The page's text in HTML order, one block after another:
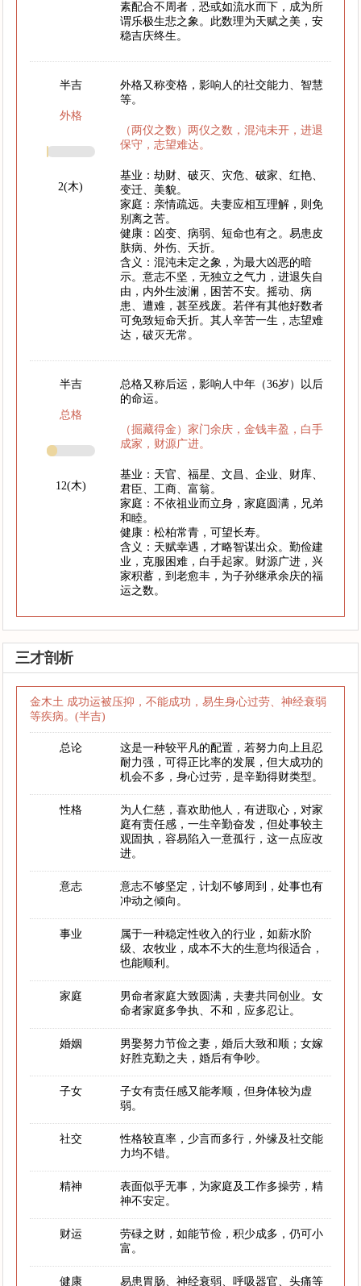
素配合不周者，恐或如流水而下，成为所
谓乐极生悲之象。此数理为天赋之美，安
稳吉庆终生。
半吉
外格
2(木)
外格又称变格，影响人的社交能力、智慧
等。
（两仪之数）两仪之数，混沌未开，进退
保守，志望难达。
基业：劫财、破灭、灾危、破家、红艳、
变迁、美貌。
家庭：亲情疏远。夫妻应相互理解，则免
别离之苦。
健康：凶变、病弱、短命也有之。易患皮
肤病、外伤、夭折。
含义：混沌未定之象，为最大凶恶的暗
示。意志不坚，无独立之气力，进退失自
由，内外生波澜，困苦不安。摇动、病
患、遭难，甚至残废。若伴有其他好数者
可免致短命夭折。其人辛苦一生，志望难
达，破灭无常。
半吉
总格
12(木)
总格又称后运，影响人中年（36岁）以后
的命运。
（掘藏得金）家门余庆，金钱丰盈，白手
成家，财源广进。
基业：天官、福星、文昌、企业、财库、
君臣、工商、富翁。
家庭：不依祖业而立身，家庭圆满，兄弟
和睦。
健康：松柏常青，可望长寿。
含义：天赋幸遇，才略智谋出众。勤俭建
业，克服困难，白手起家。财源广进，兴
家积蓄，到老愈丰，为子孙继承余庆的福
运之数。
三才剖析
金木土 成功运被压抑，不能成功，易生身心过劳、神经衰弱
等疾病。(半吉)
总论
这是一种较平凡的配置，若努力向上且忍
耐力强，可得正比率的发展，但大成功的
机会不多，身心过劳，是辛勤得财类型。
性格
为人仁慈，喜欢助他人，有进取心，对家
庭有责任感，一生辛勤奋发，但处事较主
观固执，容易陷入一意孤行，这一点应改
进。
意志
意志不够坚定，计划不够周到，处事也有
冲动之倾向。
事业
属于一种稳定性收入的行业，如薪水阶
级、农牧业，成本不大的生意均很适合，
也能顺利。
家庭
男命者家庭大致圆满，夫妻共同创业。女
命者家庭多争执、不和，应多忍让。
婚姻
男娶努力节俭之妻，婚后大致和顺；女嫁
好胜克勤之夫，婚后有争吵。
子女
子女有责任感又能孝顺，但身体较为虚
弱。
社交
性格较直率，少言而多行，外缘及社交能
力均不错。
精神
表面似乎无事，为家庭及工作多操劳，精
神不安定。
财运
劳碌之财，如能节俭，积少成多，仍可小
富。
健康 易患胃肠、神经衰弱、呼吸器官、头痛等